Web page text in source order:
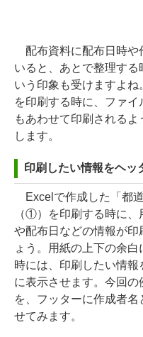
配布資料に配布日時や
いると、あとで整理する
いう印象も受けますよ
を印刷する時に、ファ
もあわせて印刷される
します。
印刷したい情報をヘッ
Excelで作成した「都
（①）を印刷する時に
や配布日などの情報が印
ょう。用紙の上下の余
時には、印刷したい情報
に表示させます。今回
を、フッターに作成者
せてみます。